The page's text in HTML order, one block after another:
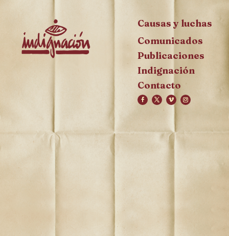
Causas y luchas
Comunicados
Publicaciones
Indignación
Contacto